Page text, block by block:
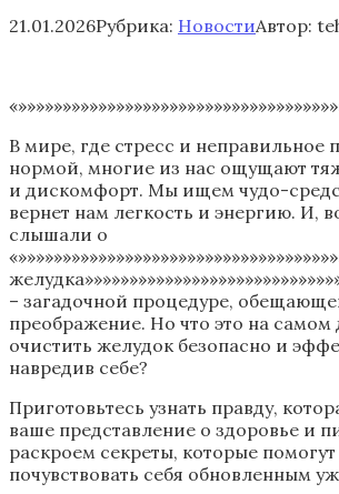
21.01.2026Рубрика: НовостиАвтор:
В мире, где стресс и неправильное
нормой, многие из нас ощущают
и дискомфорт. Мы ищем чудо-
вернет нам легкость и энергию. И,
слышали о
– загадочной процедуре,
преображение. Но что это на самом
очистить желудок безопасно и
навредив себе?
Приготовьтесь узнать правду,
ваше представление о здоровье и
раскроем секреты, которые
почувствовать себя обновленным